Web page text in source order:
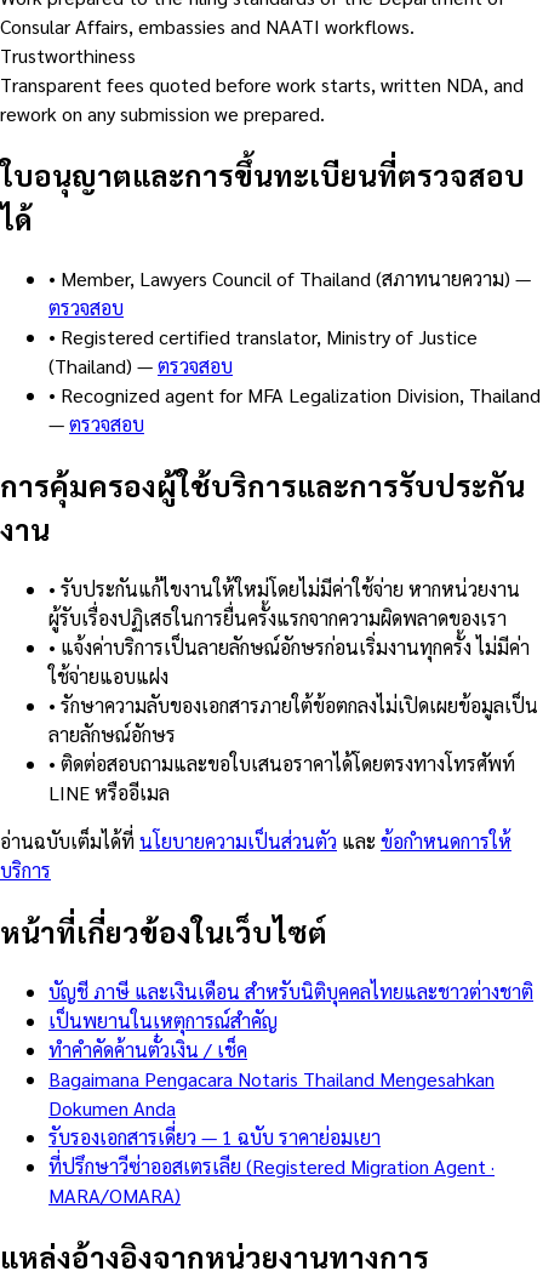
Consular Affairs, embassies and NAATI workflows.
Trustworthiness
Transparent fees quoted before work starts, written NDA, and
rework on any submission we prepared.
ใบอนุญาตและการขึ้นทะเบียนที่ตรวจสอบ
ได้
• Member, Lawyers Council of Thailand (สภาทนายความ) —
ตรวจสอบ
• Registered certified translator, Ministry of Justice
(Thailand) —ตรวจสอบ
• Recognized agent for MFA Legalization Division, Thailand
—ตรวจสอบ
การคุ้มครองผู้ใช้บริการและการรับประกัน
งาน
• รับประกันแก้ไขงานให้ใหม่โดยไม่มีค่าใช้จ่าย หากหน่วยงาน
ผู้รับเรื่องปฏิเสธในการยื่นครั้งแรกจากความผิดพลาดของเรา
• แจ้งค่าบริการเป็นลายลักษณ์อักษรก่อนเริ่มงานทุกครั้ง ไม่มีค่า
ใช้จ่ายแอบแฝง
• รักษาความลับของเอกสารภายใต้ข้อตกลงไม่เปิดเผยข้อมูลเป็น
ลายลักษณ์อักษร
• ติดต่อสอบถามและขอใบเสนอราคาได้โดยตรงทางโทรศัพท์
LINE หรืออีเมล
อ่านฉบับเต็มได้ที่ นโยบายความเป็นส่วนตัว และ ข้อกำหนดการให้
บริการ
หน้าที่เกี่ยวข้องในเว็บไซต์
บัญชี ภาษี และเงินเดือน สำหรับนิติบุคคลไทยและชาวต่างชาติ
เป็นพยานในเหตุการณ์สำคัญ
ทำคำคัดค้านตั๋วเงิน / เช็ค
Bagaimana Pengacara Notaris Thailand Mengesahkan
Dokumen Anda
รับรองเอกสารเดี่ยว — 1 ฉบับ ราคาย่อมเยา
ที่ปรึกษาวีซ่าออสเตรเลีย (Registered Migration Agent ·
MARA/OMARA)
แหล่งอ้างอิงจากหน่วยงานทางการ